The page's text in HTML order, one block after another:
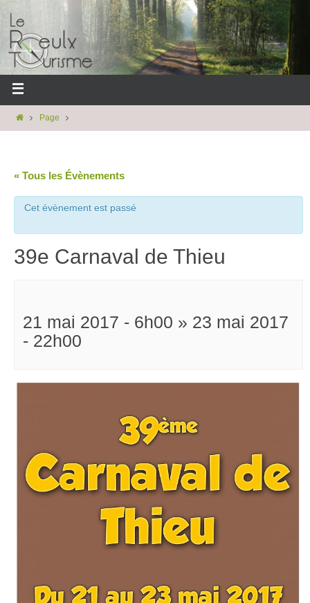
Page
« Tous les Évènements
Cet évènement est passé
39e Carnaval de Thieu
21 mai 2017 - 6h00 » 23 mai 2017
- 22h00